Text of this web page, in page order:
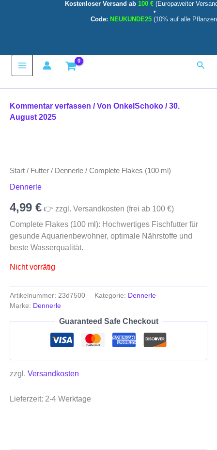
Kostenloser Versand ab 100 € (Europaweiter
•
Code: NEUKUNDE25 (10% auf alle
Main
Kommentar verfassen / Von OnkelSchoko /30.
August 2025
Start / Futter / Dennerle / Complete Flakes (100 ml)
Dennerle
4,99 € 👉 zzgl. Versandkosten (frei ab 100 €)
Complete Flakes (100 ml): Hochwertiges Fischfutter für
gesunde Aquarienbewohner, optimale Nährstoffe und
beste Wasserqualität.
Nicht vorrätig
Artikelnummer: 23d7500 Kategorie: Dennerle
Marke: Dennerle
Guaranteed Safe Checkout
zzgl. Versandkosten
Lieferzeit: 2-4 Werktage